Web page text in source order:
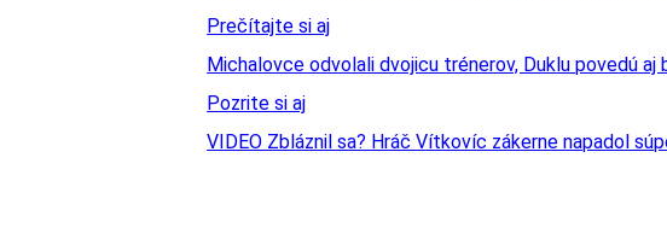
Prečítajte si aj
Michalovce odvolali dvojicu trénerov, Duklu povedú aj
Pozrite si aj
VIDEO Zbláznil sa? Hráč Vítkovíc zákerne napadol